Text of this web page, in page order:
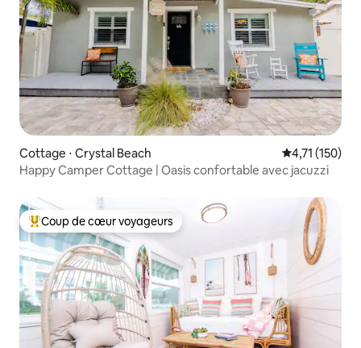
Cottage ⋅ Crystal Beach Évaluation
4,71 (150)
Happy Camper Cottage | Oasis confortable avec jacuzzi
Coups de cœur voyageurs les plus appréciés
Coup de cœur voyageurs